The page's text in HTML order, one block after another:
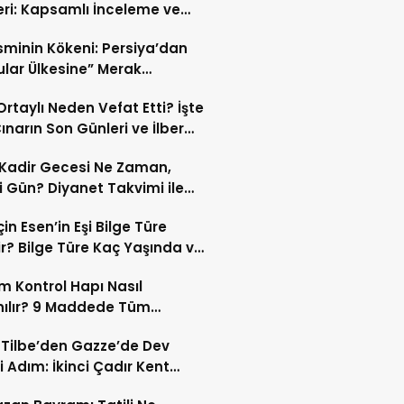
Kapsamlı İnceleme ve
Kökeni: Persiya’dan
Ülkesine” Merak
Neden Vefat Etti? İşte
Son Günleri ve İlber
Gecesi Ne Zaman,
Gün? Diyanet Takvimi ile
Esen’in Eşi Bilge Türe
Bilge Türe Kaç Yaşında ve
Kontrol Hapı Nasıl
9 Maddede Tüm
Tilbe’den Gazze’de Dev
Adım: İkinci Çadır Kent